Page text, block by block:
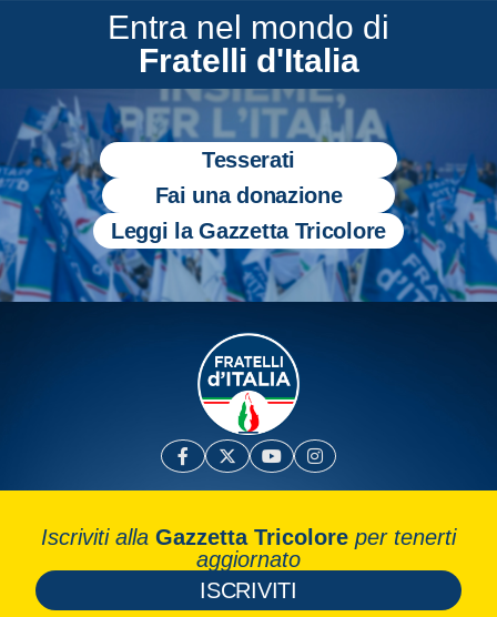
Entra nel mondo di
Fratelli d'Italia
Tesserati
Fai una donazione
Leggi la Gazzetta Tricolore
Iscriviti alla Gazzetta Tricolore per tenerti
aggiornato
ISCRIVITI